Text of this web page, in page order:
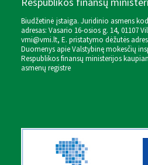
Biudžetinė įstaiga. Juridinio asmens
adresas: Vasario 16-osios g. 14, 01107
vmi@vmi.lt, E. pristatymo dėžutės
Duomenys apie Valstybinę mokesčių
Respublikos finansų ministerijos
asmenų registre